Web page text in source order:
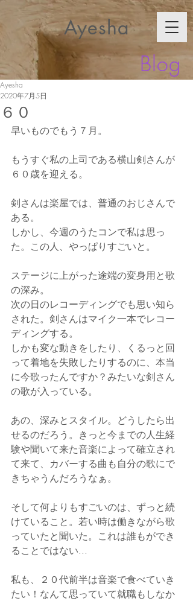
Ayesha
Blog
６０
Ayesha
2020年7月5日
早いものでもう７月。
もうすぐ私の上司である横山剣さんが
６０歳を迎える。
剣さんは楽屋では、普通のおじさんで
ある。
しかし、今週のうたコンで私は思っ
た。この人、やっぱりすごいと。
ステージに上がった途端の変身用と歌
の深み。
次の日のレコーディングでも思い知ら
された。剣さんはマイク一本でレコー
ディングする。
しかも変な動きをしたり、くるっと回
って着地を失敗したりするのに、本当
に今歌ったんですか？みたいな剣さん
の歌が入っている。
あの、深みとスタイル。どうしたら出
せるのだろう。きっと今までの人生経
験や聞いて来た音楽によって確立され
て来て、カバーする曲も自分の歌にで
きちゃうんだろうなぁ。
そして何よりもすごいのは、ずっと続
けていること。若い時は働きながら歌
っていたと聞いた。これは誰もができ
ることではない...
私も、２０代前半は音楽で食べていき
たい！なんて思っていて就職もしなか